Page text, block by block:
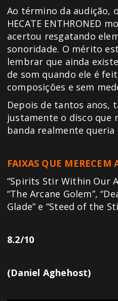
Ao término da audição,
HECATE ENTHRONED
acertou resgatando
sonoridade. O mérito
lembrar que ainda
de som quando ele é
composições e sem
Depois de tantos anos,
justamente o disco que
banda realmente
FAIXAS QUE MERECEM
“Spirits Stir Within Our
“The Arcane Golem”,
Glade” e “Steed of the
8.2/10
(Daniel Aghehost)